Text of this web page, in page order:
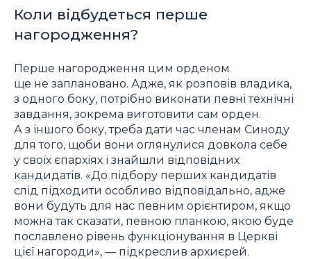
Коли відбудеться перше
нагородження?
Перше нагородження цим орденом
ще не заплановано. Адже, як розповів владика,
з одного боку, потрібно виконати певні технічні
завдання, зокрема виготовити сам орден.
А з іншого боку, треба дати час членам Синоду
для того, щоби вони оглянулися довкола себе
у своїх єпархіях і знайшли відповідних
кандидатів. «До підбору перших кандидатів
слід підходити особливо відповідально, адже
вони будуть для нас певним орієнтиром, якщо
можна так сказати, певною планкою, якою буде
пославлено рівень функціонування в Церкві
цієї нагороди», — підкреслив архиєрей.